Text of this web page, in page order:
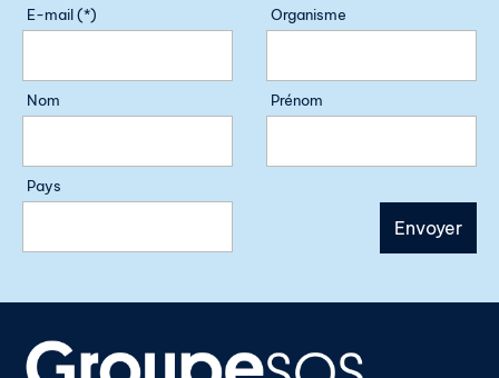
E-mail (*)
Organisme
Nom Prénom
Pays